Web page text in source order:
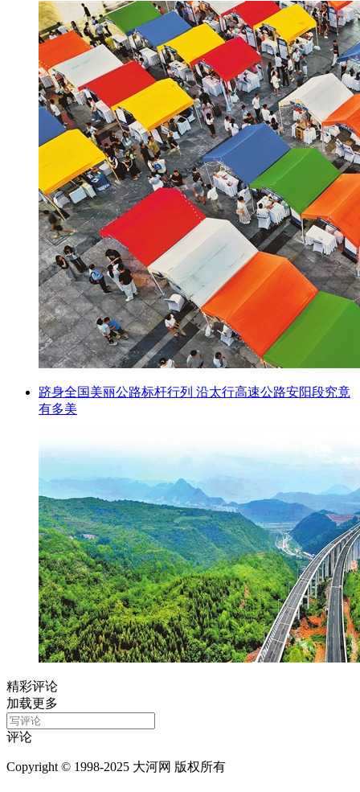
跻身全国美丽公路标杆行列 沿太行高速公路安阳段究竟
有多美
精彩评论
加载更多
评论
Copyright © 1998-2025 大河网 版权所有